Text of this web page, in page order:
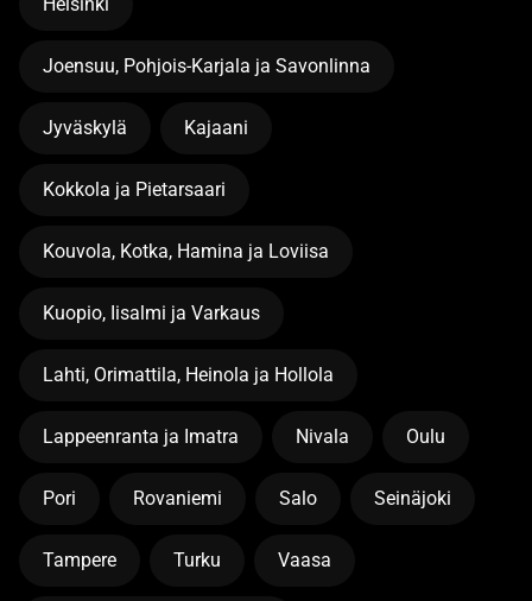
Joensuu, Pohjois-Karjala ja Savonlinna
Jyväskylä Kajaani
Kokkola ja Pietarsaari
Kouvola, Kotka, Hamina ja Loviisa
Kuopio, Iisalmi ja Varkaus
Lahti, Orimattila, Heinola ja Hollola
Lappeenranta ja Imatra Nivala Oulu
Pori Rovaniemi Salo Seinäjoki
Tampere Turku Vaasa